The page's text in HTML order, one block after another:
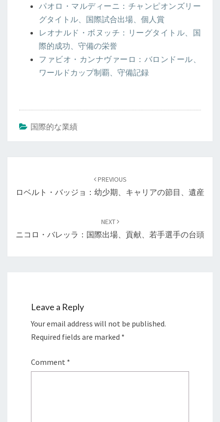
パオロ・マルディーニ：チャンピオンズリー
グタイトル、国際試合出場、個人賞
レオナルド・ボヌッチ：リーグタイトル、国
際的成功、守備の栄誉
ファビオ・カンナヴァーロ：バロンドール、
ワールドカップ制覇、守備記録
国際的な業績
PREVIOUS
ロベルト・バッジョ：幼少期、キャリアの節目、遺産
NEXT
ニコロ・バレッラ：国際出場、貢献、若手選手の台頭
Leave a Reply
Your email address will not be published.
Required fields are marked *
Comment *